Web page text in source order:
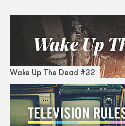
Wake Up The Dead #32